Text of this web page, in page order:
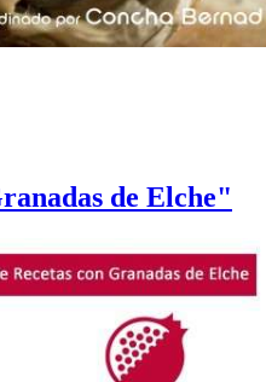
de Elche"